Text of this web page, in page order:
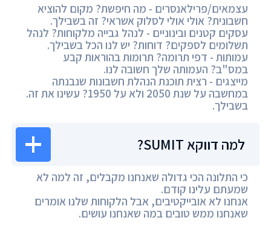
עצמאים/פרילאנסרים - מה חיפשת? מקום להוציא
חשבונית? אולי אולי לסלוק אשראי? זה בשבילך.
עסקים קטנים ובינוניים - לנהל גבייה מלקוחות? לנהל
תשלומים לספקים? דוחות? יש לנו הכל בשבילך.
עמותות - דפי תרומה? תרומות בהוראות קבע
במס"ב? העמותה שלך חשובה לנו.
מייצגים - רצית תוכנת הנהלת חשבונות שנבנתה
במחשבה על שנת 2050 ולא על 1950? עשינו את זה.
בשבילך.
למה דווקא SUMIT?
כי התלונה הכי גדולה שאנחנו מקבלים, זה למה לא
שמעתם עלינו קודם.
אנחנו לא אובייקטיבים, אבל הלקוחות שלנו אומרים
שאנחנו ממש טובים במה שאנחנו עושים.